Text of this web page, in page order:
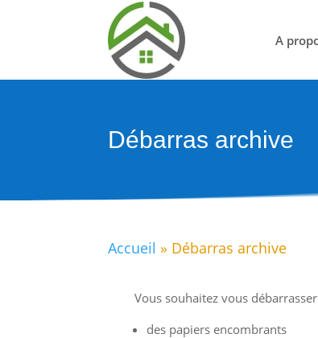
A
Débarras archive
Accueil » Débarras archive
Vous souhaitez vous
des papiers encombrants